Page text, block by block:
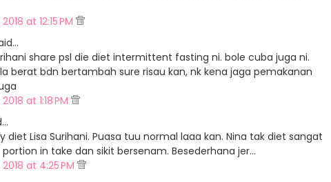
at 12:15 PM
share psl die diet intermittent fasting ni. bole cuba juga ni.
berat bdn bertambah sure risau kan, nk kena jaga pemakanan
at 1:18 PM
diet Lisa Surihani. Puasa tuu normal laaa kan. Nina tak diet sangat
in take dan sikit bersenam. Besederhana jer...
at 4:25 PM